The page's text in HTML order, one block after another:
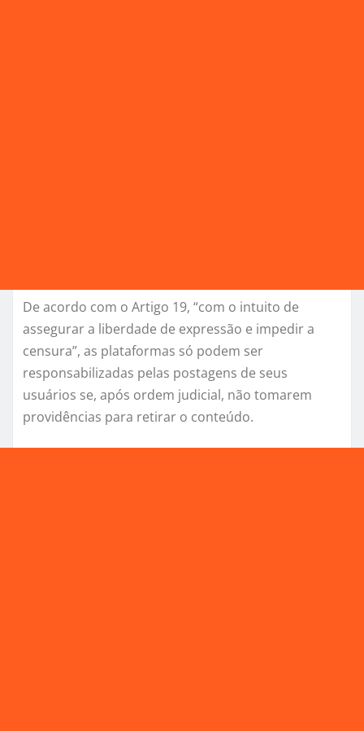
De acordo com o Artigo 19, “com o intuito de
assegurar a liberdade de expressão e impedir a
censura”, as plataformas só podem ser
responsabilizadas pelas postagens de seus
usuários se, após ordem judicial, não tomarem
providências para retirar o conteúdo.